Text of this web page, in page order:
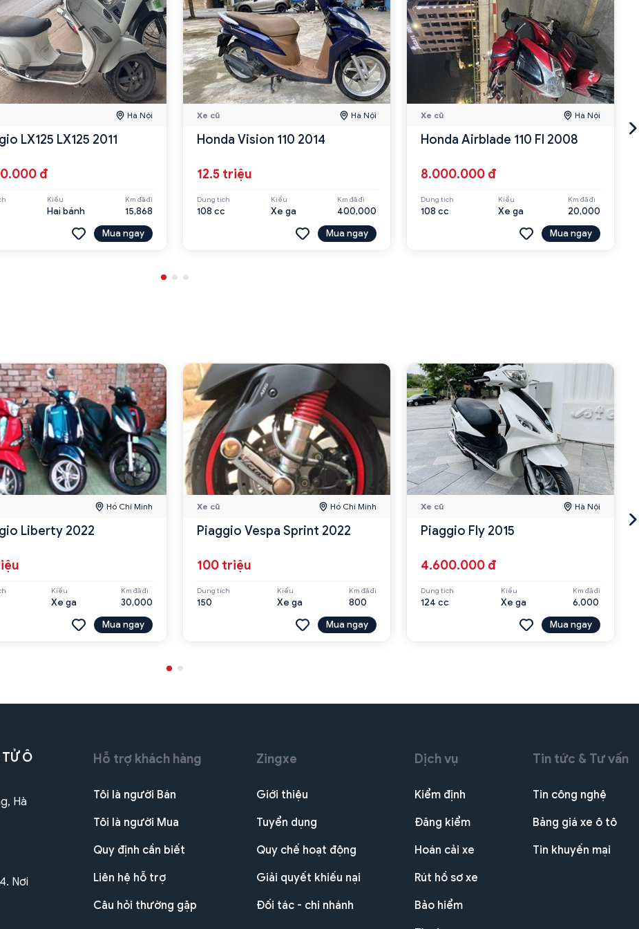
Hà Nội
LX125 LX125 2011
đ
Kiểu
Hai bánh
Km đã đi
15,868
Mua ngay
Xe cũ Hà Nội
Honda Vision 110 2014
12.5 triệu
Dung tích
108 cc
Kiểu
Xe ga
Km đã đi
400,000
Mua ngay
Xe cũ Hà Nội
Honda Airblade 110 FI 2008
8.000.000 đ
Dung tích
108 cc
Kiểu
Xe ga
Km đã đi
20,000
Mua ngay
Hồ Chí Minh
Liberty 2022
Kiểu
Xe ga
Km đã đi
30,000
Mua ngay
Xe cũ Hồ Chí Minh
Piaggio Vespa Sprint 2022
100 triệu
Dung tích
150
Kiểu
Xe ga
Km đã đi
800
Mua ngay
Xe cũ Hà Nội
Piaggio Fly 2015
4.600.000 đ
Dung tích
124 cc
Kiểu
Xe ga
Km đã đi
6,000
Mua ngay
Ô
Hà
Nơi
Hỗ trợ khách hàng
Tôi là người Bán
Tôi là người Mua
Quy định cần biết
Liên hệ hỗ trợ
Câu hỏi thường gặp
Zingxe
Giới thiệu
Tuyển dụng
Quy chế hoạt động
Giải quyết khiếu nại
Đối tác - chi nhánh
Dịch vụ
Kiểm định
Đăng kiểm
Hoán cải xe
Rút hồ sơ xe
Bảo hiểm
Tin tức & Tư vấn
Tin công nghệ
Bảng giá xe ô tô
Tin khuyến mại